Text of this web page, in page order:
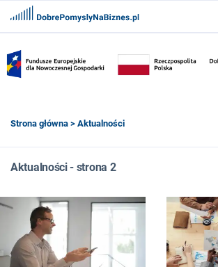
ZAREJESTRUJ
FRANCZYZY
Strona główna > Aktualności
Aktualności - strona 2